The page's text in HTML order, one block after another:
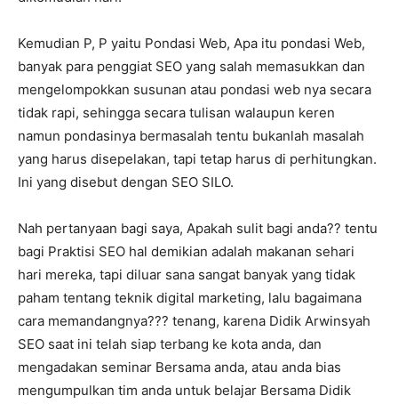
Kemudian P, P yaitu Pondasi Web, Apa itu pondasi Web,
banyak para penggiat SEO yang salah memasukkan dan
mengelompokkan susunan atau pondasi web nya secara
tidak rapi, sehingga secara tulisan walaupun keren
namun pondasinya bermasalah tentu bukanlah masalah
yang harus disepelakan, tapi tetap harus di perhitungkan.
Ini yang disebut dengan SEO SILO.
Nah pertanyaan bagi saya, Apakah sulit bagi anda?? tentu
bagi Praktisi SEO hal demikian adalah makanan sehari
hari mereka, tapi diluar sana sangat banyak yang tidak
paham tentang teknik digital marketing, lalu bagaimana
cara memandangnya??? tenang, karena Didik Arwinsyah
SEO saat ini telah siap terbang ke kota anda, dan
mengadakan seminar Bersama anda, atau anda bias
mengumpulkan tim anda untuk belajar Bersama Didik